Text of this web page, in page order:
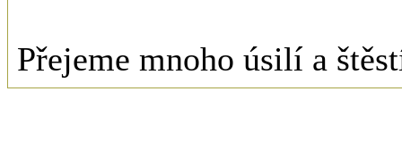
Přejeme mnoho úsilí a